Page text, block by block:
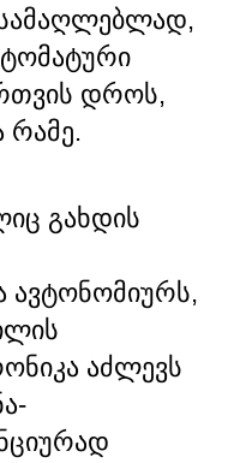
დროს,
რამე.
გახდის
ავტონომიურს,
აძლევს